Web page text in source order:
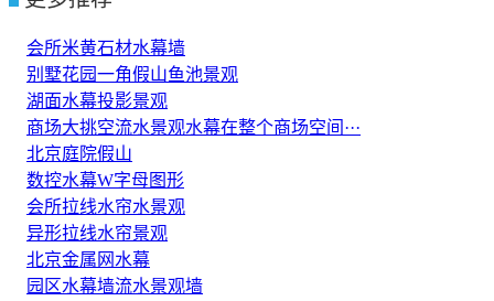
会所米黄石材水幕墙
别墅花园一角假山鱼池景观
湖面水幕投影景观
商场大挑空流水景观水幕在整个商场空间···
北京庭院假山
数控水幕W字母图形
会所拉线水帘水景观
异形拉线水帘景观
北京金属网水幕
园区水幕墙流水景观墙